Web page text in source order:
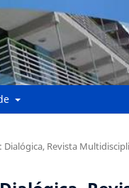
Revista